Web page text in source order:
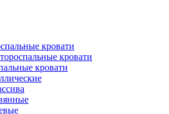
кровати
кровати
кровати